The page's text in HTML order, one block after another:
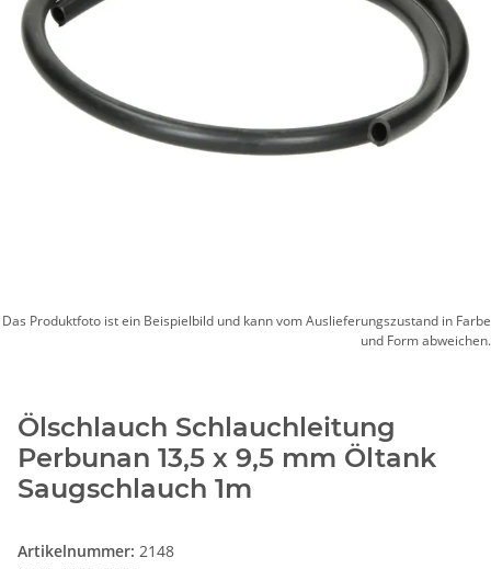
Das Produktfoto ist ein Beispielbild und kann vom Auslieferungszustand in Farbe
und Form abweichen.
Ölschlauch Schlauchleitung
Perbunan 13,5 x 9,5 mm Öltank
Saugschlauch 1m
Artikelnummer: 2148